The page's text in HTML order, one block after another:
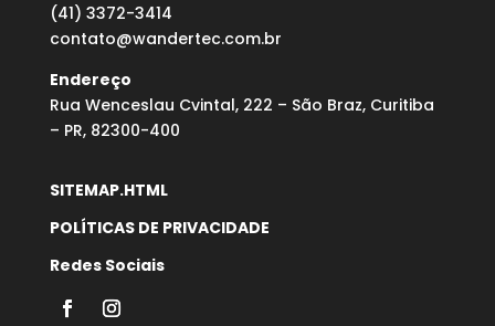
(41) 3372-3414
contato@wandertec.com.br
Endereço
Rua Wenceslau Cvintal, 222 – São Braz, Curitiba
– PR, 82300-400
SITEMAP.HTML
POLÍTICAS DE PRIVACIDADE
Redes Sociais